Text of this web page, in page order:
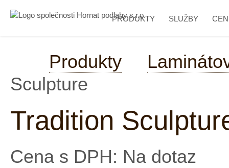
PRODUKTY SLUŽBY
Produkty
Sculpture
Tradition
Cena s DPH: Na dotaz